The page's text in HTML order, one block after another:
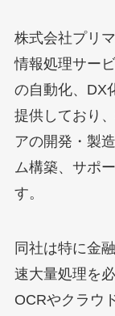
株式会社プリ
情報処理サー
の自動化、DX
提供しており
アの開発・製
ム構築、サポ
す。
同社は特に金
速大量処理を
OCRやクラウ